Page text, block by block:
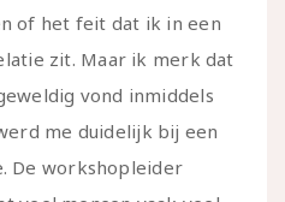
of het feit dat ik in een
zit. Maar ik merk dat
vond inmiddels
me duidelijk bij een
De workshopleider